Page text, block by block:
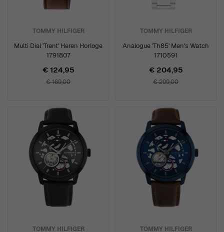
TOMMY HILFIGER
Multi Dial 'Trent' Heren Horloge
1791807
€ 124,95
€ 169,00
TOMMY HILFIGER
Analogue 'Th85' Men's Watch
1710591
€ 204,95
€ 299,00
TOMMY HILFIGER TOMMY HILFIGER